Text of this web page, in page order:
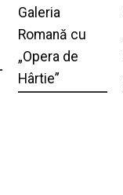
Galeria
Romană cu
„Opera de
Hârtie”